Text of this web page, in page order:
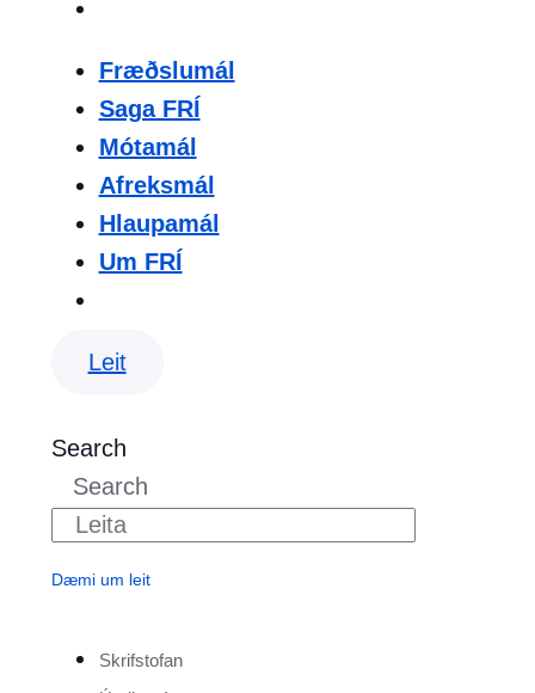
Fræðslumál
Saga FRÍ
Mótamál
Afreksmál
Hlaupamál
Um FRÍ
Leit
Search
Search
Dæmi um leit
Skrifstofan